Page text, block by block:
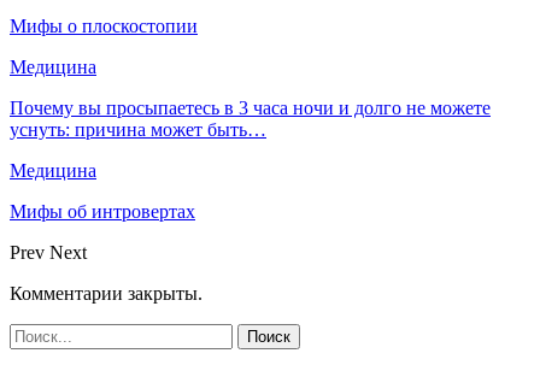
Мифы о плоскостопии
Медицина
Почему вы просыпаетесь в 3 часа ночи и долго не можете
уснуть: причина может быть…
Медицина
Мифы об интровертах
Prev Next
Комментарии закрыты.